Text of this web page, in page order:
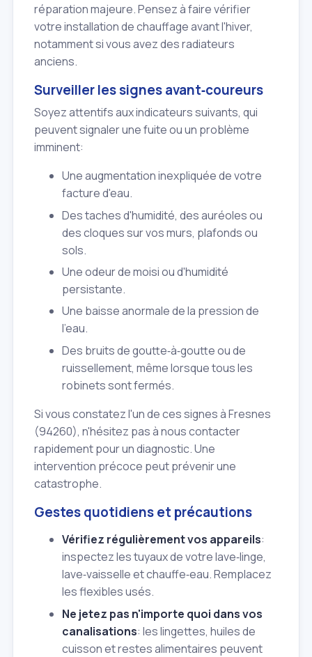
réparation majeure. Pensez à faire vérifier
votre installation de chauffage avant l'hiver,
notamment si vous avez des radiateurs
anciens.
Surveiller les signes avant‑coureurs
Soyez attentifs aux indicateurs suivants, qui
peuvent signaler une fuite ou un problème
imminent:
Une augmentation inexpliquée de votre
facture d'eau.
Des taches d'humidité, des auréoles ou
des cloques sur vos murs, plafonds ou
sols.
Une odeur de moisi ou d'humidité
persistante.
Une baisse anormale de la pression de
l'eau.
Des bruits de goutte‑à‑goutte ou de
ruissellement, même lorsque tous les
robinets sont fermés.
Si vous constatez l'un de ces signes à Fresnes
(94260), n'hésitez pas à nous contacter
rapidement pour un diagnostic. Une
intervention précoce peut prévenir une
catastrophe.
Gestes quotidiens et précautions
Vérifiez régulièrement vos appareils:
inspectez les tuyaux de votre lave‑linge,
lave‑vaisselle et chauffe‑eau. Remplacez
les flexibles usés.
Ne jetez pas n'importe quoi dans vos
canalisations: les lingettes, huiles de
cuisson et restes alimentaires peuvent